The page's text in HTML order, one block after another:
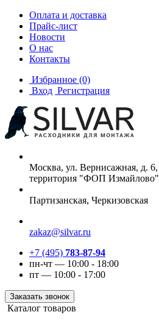
Оплата и доставка
Прайс-лист
Новости
О нас
Контакты
Избранное (0)
Вход Регистрация
Москва, ул. Вернисажная, д. 6,
территория "ФОП Измайлово"
Партизанская, Черкизовская
zakaz@silvar.ru
+7 (495) 783-87-94
пн-чт — 10:00 - 18:00
пт — 10:00 - 17:00
Заказать звонок
Каталог товаров